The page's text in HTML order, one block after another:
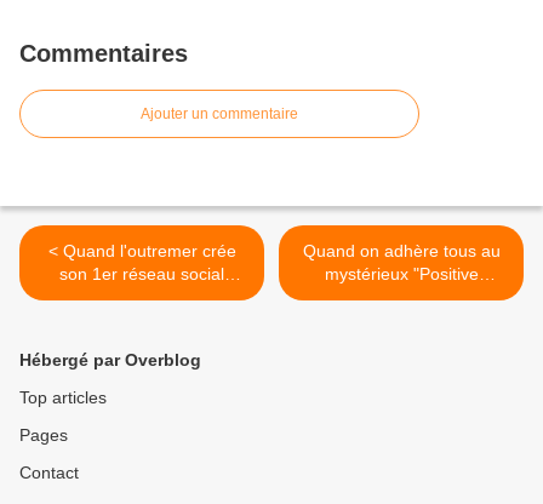
Commentaires
Ajouter un commentaire
< Quand l'outremer crée
son 1er réseau social
d'affaires...
Quand on adhère tous au
mystérieux "Positive
Power"... >
Hébergé par Overblog
Top articles
Pages
Contact